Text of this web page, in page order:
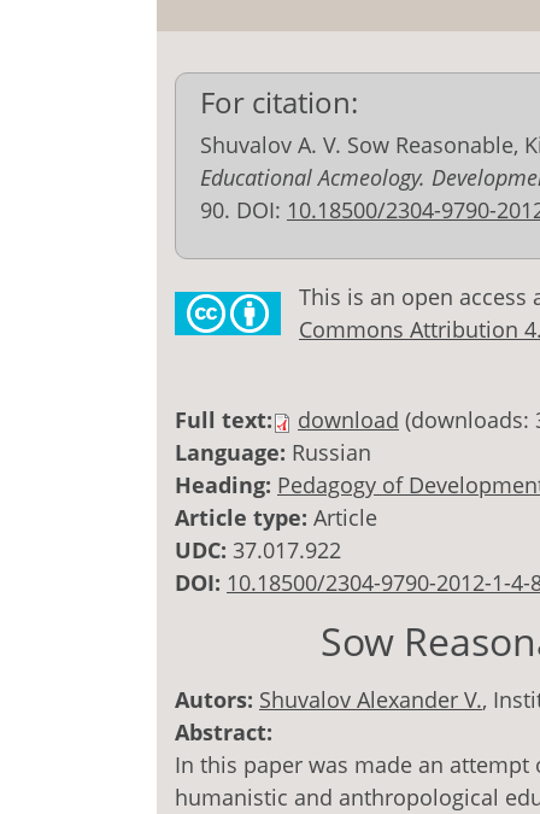
For citation:
Shuvalov A. V. Sow Reasonable,
Educational Acmeology.
90. DOI: 10.18500/2304-9790-
This is an open
Commons Attribution
Full text: download (downloads:
Language: Russian
Heading: Pedagogy of
Article type: Article
UDC: 37.017.922
DOI: 10.18500/2304-9790-2012-1-4-
Sow
Autors: Shuvalov Alexander V.,
Abstract:
In this paper was made an
humanistic and anthropological